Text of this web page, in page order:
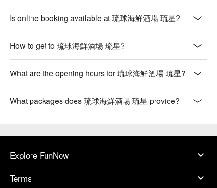
Is online booking available at 琉球海鮮酒場 琉星?
How to get to 琉球海鮮酒場 琉星?
What are the opening hours for 琉球海鮮酒場 琉星?
What packages does 琉球海鮮酒場 琉星 provide?
Explore FunNow
Terms